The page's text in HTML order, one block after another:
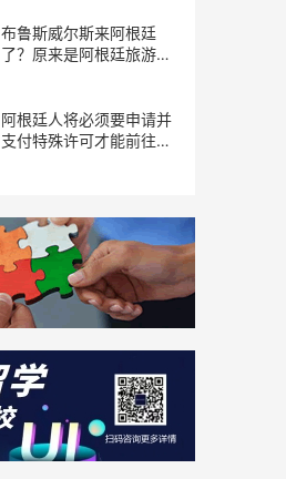
布鲁斯威尔斯来阿根廷
了？原来是阿根廷旅游局
阿根廷人将必须要申请并
支付特殊许可才能前往欧